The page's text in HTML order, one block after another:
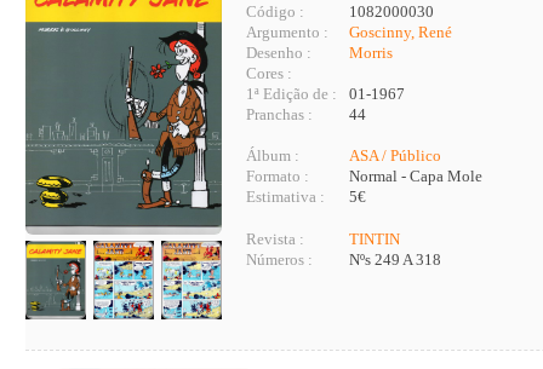
Código :
1082000030
Argumento :
Goscinny, René
Desenho :
Morris
Cores :
1ª Edição de :
01-1967
Pranchas :
44
Álbum :
ASA / Público
Formato :
Normal - Capa Mole
Estimativa :
5€
Revista :
TINTIN
Números :
Nºs 249 A 318